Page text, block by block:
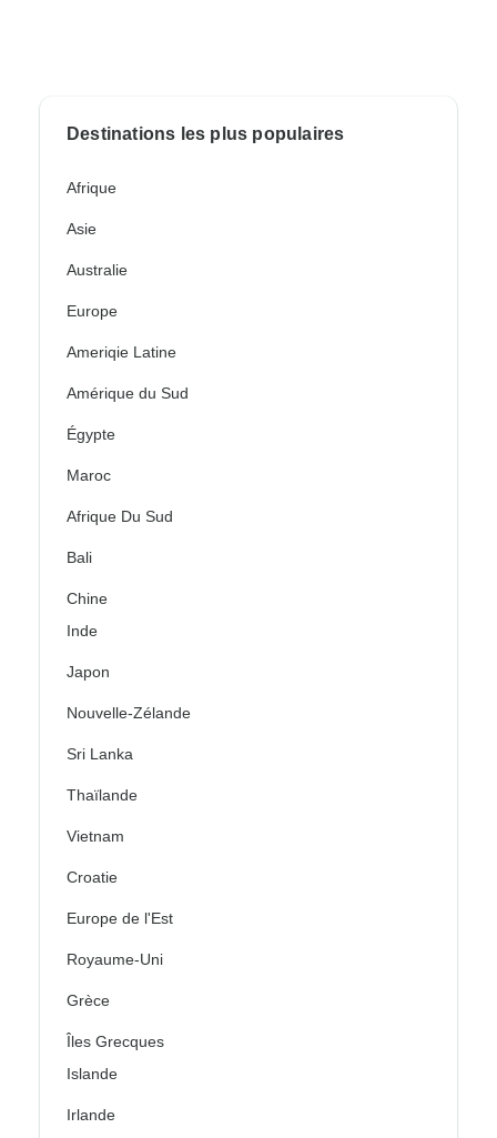
Destinations les plus populaires
Afrique
Asie
Australie
Europe
Ameriqie Latine
Amérique du Sud
Égypte
Maroc
Afrique Du Sud
Bali
Chine
Inde
Japon
Nouvelle-Zélande
Sri Lanka
Thaïlande
Vietnam
Croatie
Europe de l'Est
Royaume-Uni
Grèce
Îles Grecques
Islande
Irlande